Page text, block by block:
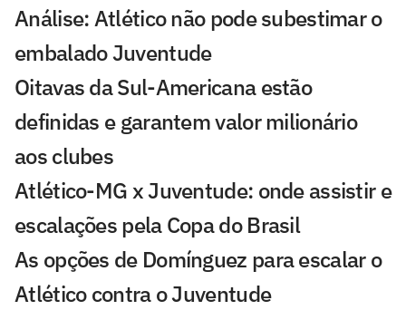
Análise: Atlético não pode subestimar o
embalado Juventude
Oitavas da Sul-Americana estão
definidas e garantem valor milionário
aos clubes
Atlético-MG x Juventude: onde assistir e
escalações pela Copa do Brasil
As opções de Domínguez para escalar o
Atlético contra o Juventude